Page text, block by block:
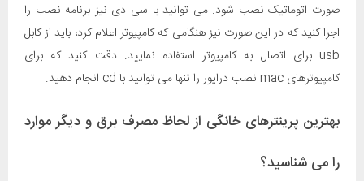
صورت اتوماتیک نصب شود. می توانید با سی دی نیز برنامه نصب را
اجرا کنید که در این صورت نیز هنگامی که کامپیوتر اعلام کرد، باید از کابل
usb برای اتصال به کامپیوتر استفاده نمایید. دقت کنید که برای
کامپیوترهای mac نصب درایور را تنها می توانید با cd انجام دهید.
بهترین پرینترهای خانگی از لحاظ مصرف برق و دیگر موارد
را می شناسید؟